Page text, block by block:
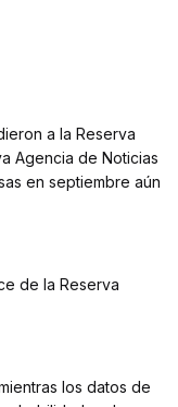
a la Reserva
Agencia de Noticias
en septiembre aún
de la Reserva
los datos de